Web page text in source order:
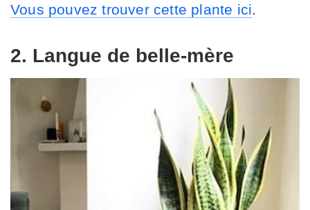
Vous pouvez trouver cette plante ici.
2. Langue de belle-mère